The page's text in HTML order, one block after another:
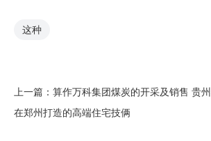
这种
上一篇： 算作万科集团煤炭的开采及销售 贵
在郑州打造的高端住宅技俩